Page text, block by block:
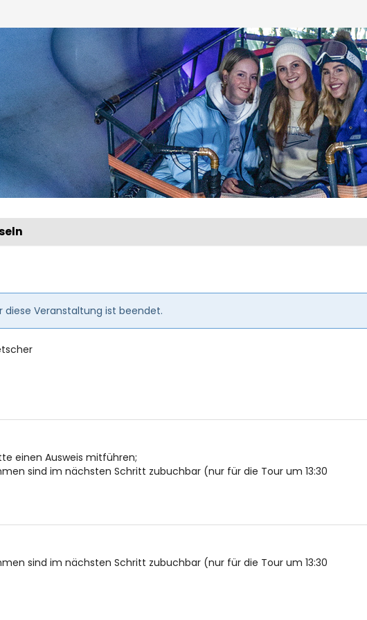
diese Veranstaltung ist beendet.
einen Ausweis mitführen;
sind im nächsten Schritt zubuchbar (nur für die Tour um 13:30
sind im nächsten Schritt zubuchbar (nur für die Tour um 13:30